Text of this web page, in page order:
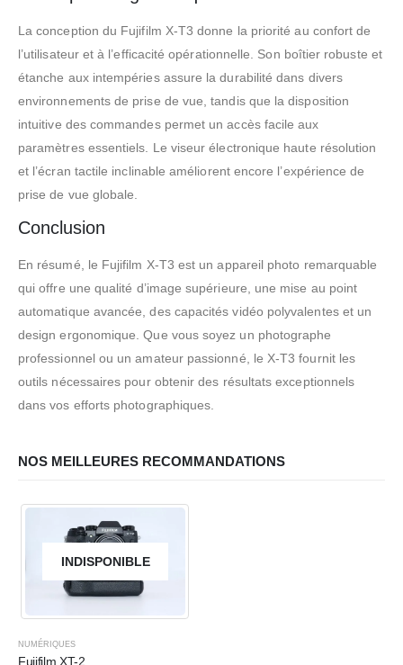
La conception du Fujifilm X-T3 donne la priorité au confort de
l’utilisateur et à l’efficacité opérationnelle. Son boîtier robuste et
étanche aux intempéries assure la durabilité dans divers
environnements de prise de vue, tandis que la disposition
intuitive des commandes permet un accès facile aux
paramètres essentiels. Le viseur électronique haute résolution
et l’écran tactile inclinable améliorent encore l’expérience de
prise de vue globale.
Conclusion
En résumé, le Fujifilm X-T3 est un appareil photo remarquable
qui offre une qualité d’image supérieure, une mise au point
automatique avancée, des capacités vidéo polyvalentes et un
design ergonomique. Que vous soyez un photographe
professionnel ou un amateur passionné, le X-T3 fournit les
outils nécessaires pour obtenir des résultats exceptionnels
dans vos efforts photographiques.
NOS MEILLEURES RECOMMANDATIONS
INDISPONIBLE
NUMÉRIQUES
Fujifilm XT-2